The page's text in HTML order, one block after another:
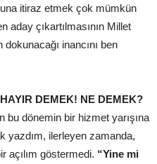
itiraz etmek çok mümkün
aday çıkartılmasının Millet
dokunacağı inancını ben
DEMEK! NE DEMEK?
bu dönemin bir hizmet yarışına
yazdım, ilerleyen zamanda,
açılım göstermedi. “Yine mi